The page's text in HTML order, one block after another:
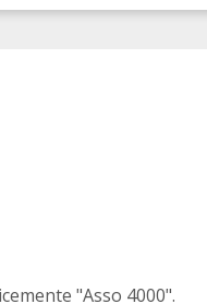
"Asso 4000".